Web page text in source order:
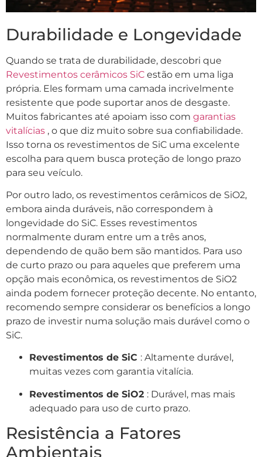
Durabilidade e Longevidade
Quando se trata de durabilidade, descobri que
Revestimentos cerâmicos SiC estão em uma liga
própria. Eles formam uma camada incrivelmente
resistente que pode suportar anos de desgaste.
Muitos fabricantes até apoiam isso com garantias
vitalícias , o que diz muito sobre sua confiabilidade.
Isso torna os revestimentos de SiC uma excelente
escolha para quem busca proteção de longo prazo
para seu veículo.
Por outro lado, os revestimentos cerâmicos de SiO2,
embora ainda duráveis, não correspondem à
longevidade do SiC. Esses revestimentos
normalmente duram entre um a três anos,
dependendo de quão bem são mantidos. Para uso
de curto prazo ou para aqueles que preferem uma
opção mais econômica, os revestimentos de SiO2
ainda podem fornecer proteção decente. No entanto,
recomendo sempre considerar os benefícios a longo
prazo de investir numa solução mais durável como o
SiC.
Revestimentos de SiC : Altamente durável,
muitas vezes com garantia vitalícia.
Revestimentos de SiO2 : Durável, mas mais
adequado para uso de curto prazo.
Resistência a Fatores
Ambientais